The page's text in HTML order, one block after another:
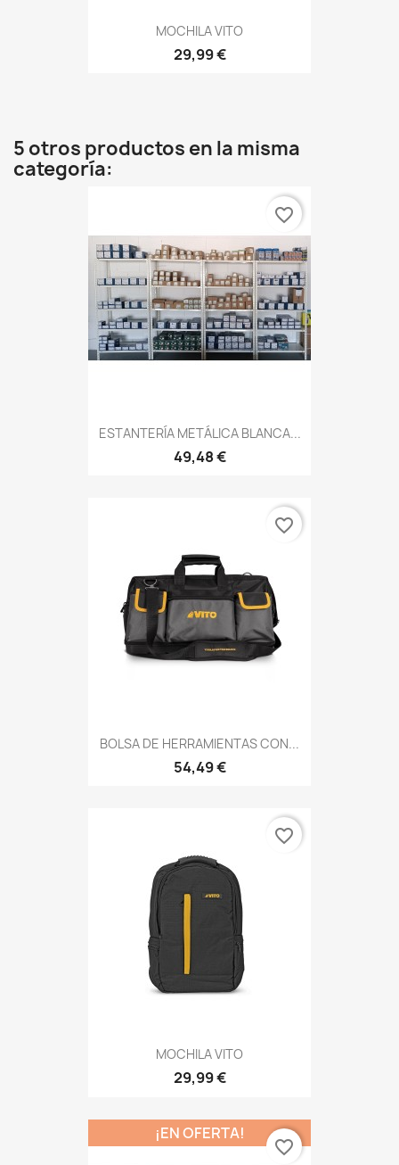
MOCHILA VITO
29,99 €
5 otros productos en la misma
categoría:
ESTANTERÍA METÁLICA BLANCA...
49,48 €
favorite_border
BOLSA DE HERRAMIENTAS CON...
54,49 €
favorite_border
MOCHILA VITO
29,99 €
favorite_border
¡EN OFERTA!
favorite_border